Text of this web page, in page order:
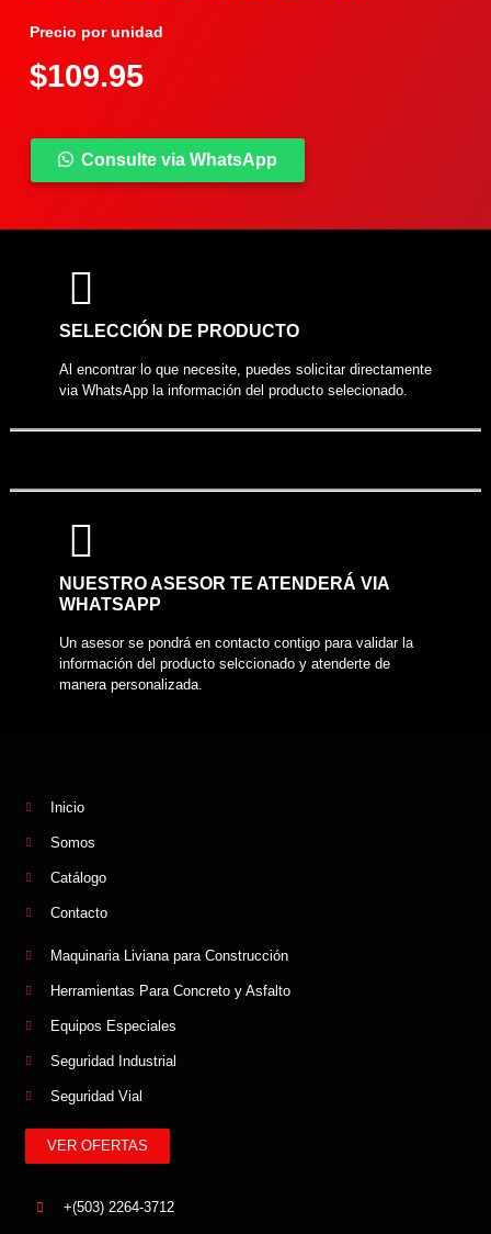
Precio por unidad
$109.95
Consulte via WhatsApp
COMPARTIR PRODUCTO
SELECCIÓN DE PRODUCTO
Al encontrar lo que necesite, puedes solicitar directamente
via WhatsApp la información del producto selecionado.
NUESTRO ASESOR TE ATENDERÁ VIA
WHATSAPP
Un asesor se pondrá en contacto contigo para validar la
información del producto selccionado y atenderte de
manera personalizada.
Inicio
Somos
Catálogo
Contacto
Maquinaria Liviana para Construcción
Herramientas Para Concreto y Asfalto
Equipos Especiales
Seguridad Industrial
Seguridad Vial
VER OFERTAS
+(503) 2264-3712